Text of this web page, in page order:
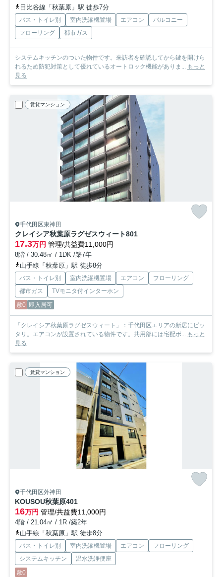
日比谷線「秋葉原」駅 徒歩7分
バス・トイレ別 室内洗濯機置場 エアコン
バルコニー
フローリング
都市ガス
システムキッチンのついた物件です。来訪者を確認してから鍵を開けら
れるため防犯対策として優れているオートロック機能がありま...
もっと
見る
賃貸マンション
千代田区東神田
クレイシア秋葉原ラグゼスウィート801
17.3万円 管理/共益費11,000円
8階 / 30.48㎡ / 1DK /築7年
山手線「秋葉原」駅 徒歩8分
バス・トイレ別 室内洗濯機置場 エアコン
フローリング
都市ガス
TVモニタ付インターホン
敷0 即入居可
「クレイシア秋葉原ラグゼスウィート」：千代田区エリアの新居にピッ
タリ。エアコンが設置されている物件です。共用部には宅配ボ...
もっと
見る
賃貸マンション
千代田区外神田
KOUSOU秋葉原401
16万円 管理/共益費11,000円
4階 / 21.04㎡ / 1R /築2年
山手線「秋葉原」駅 徒歩8分
バス・トイレ別 室内洗濯機置場 エアコン
フローリング
システムキッチン
温水洗浄便座
敷0